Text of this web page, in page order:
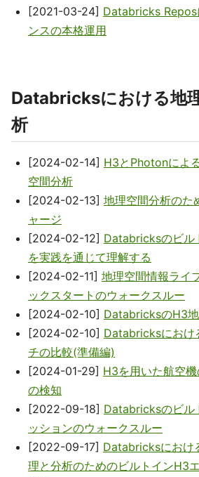
[2021-03-24] Databricks Repos
ンスの本格運用
Databricksにおける地
析
[2024-02-14] H3とPhotonによ
空間分析
[2024-02-13] 地理空間分析のた
ャージ
[2024-02-12] Databricksのビル
を実践を通じて理解する
[2024-02-11] 地理空間情報ライ
ックスタートのウォークスルー
[2024-02-10] DatabricksのH3
[2024-02-10] Databricksにおけ
チの比較(準備編)
[2024-01-29] H3を用いた航空
の検知
[2022-09-18] Databricksのビル
ッションのウォークスルー
[2022-09-17] Databricksにおけ
理と分析のためのビルトインH3